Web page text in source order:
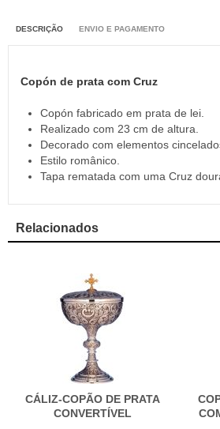
DESCRIÇÃO ENVIO E PAGAMENTO
Copón de prata com Cruz
Copón fabricado em prata de lei.
Realizado com 23 cm de altura.
Decorado com elementos
Estilo românico.
Tapa rematada com uma Cruz
Relacionados
CÁLIZ-COPÃO DE PRATA
CONVERTÍVEL